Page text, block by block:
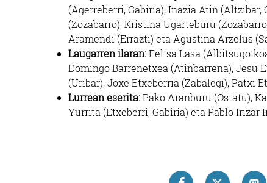
(Agerreberri, Gabiria), Inazia Atin
(Zozabarro), Kristina Ugarteburu
Aramendi (Errazti) eta Agustina Arzelus
Laugarren ilaran:Felisa Lasa
Domingo Barrenetxea (Atinbarrena), Jesu
(Uribar), Joxe Etxeberria (Zabalegi), Patxi
Lurrean eserita:Pako Aranburu (Ostatu),
Yurrita (Etxeberri, Gabiria) eta Pablo Irizar